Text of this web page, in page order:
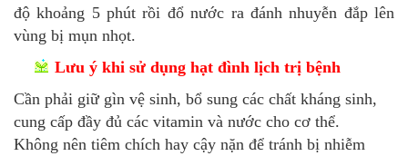
độ khoảng 5 phút rồi đổ nước ra đánh nhuyễn đắp lên
vùng bị mụn nhọt.
Lưu ý khi sử dụng hạt đình lịch trị bệnh
Cần phải giữ gìn vệ sinh, bổ sung các chất kháng sinh,
cung cấp đầy đủ các vitamin và nước cho cơ thể.
Không nên tiêm chích hay cậy nặn để tránh bị nhiễm